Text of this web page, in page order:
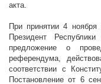
акта.
При принятии 4 ноября
Президент
предложение о
референдума,
соответствии с
Постановление от 6